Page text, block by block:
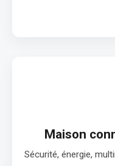
Maison
Sécurité, énergie,